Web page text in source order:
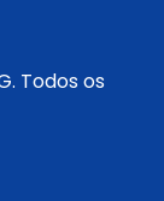
Todos os